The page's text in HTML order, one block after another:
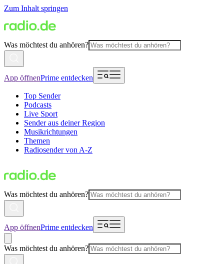
Zum Inhalt springen
Was möchtest du anhören?
App öffnenPrime entdecken
Top Sender
Podcasts
Live Sport
Sender aus deiner Region
Musikrichtungen
Themen
Radiosender von A-Z
Was möchtest du anhören?
App öffnenPrime entdecken
Was möchtest du anhören?